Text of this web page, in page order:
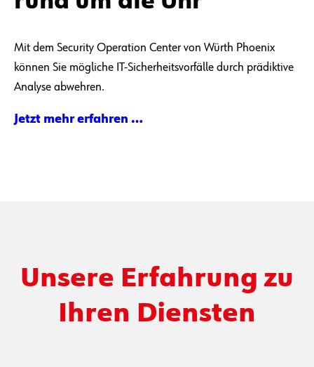
IT-Sicherheit
rund um die Uhr
Mit dem Security Operation Center von Würth Phoenix